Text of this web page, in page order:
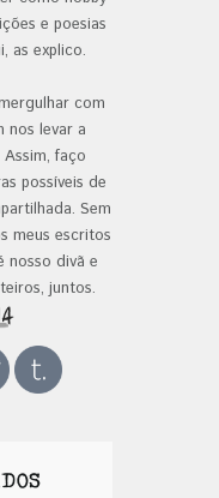
e poesias
as explico.
com
nos levar a
faço
possíveis de
Sem
meus escritos
nosso divã e
juntos.